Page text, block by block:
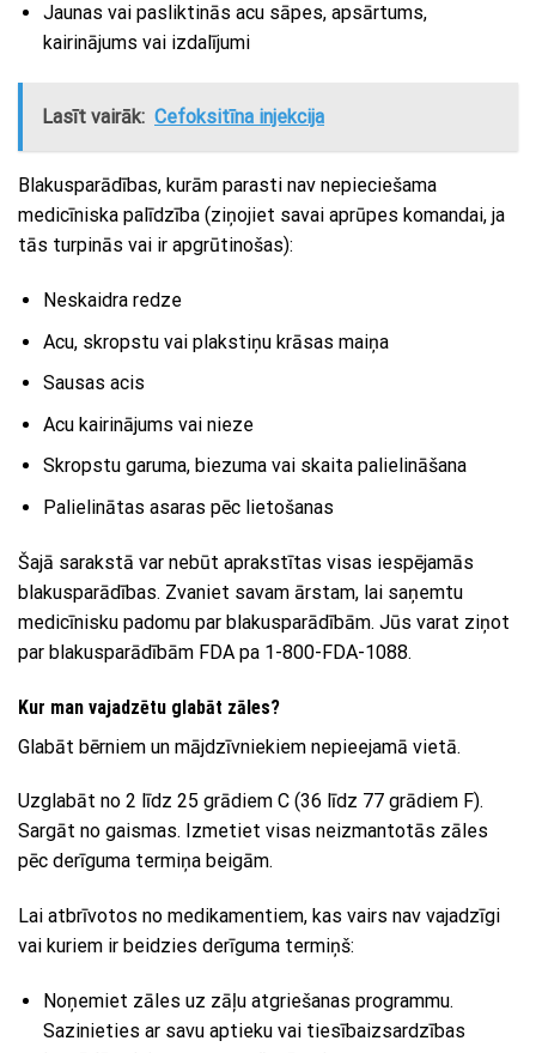
Jaunas vai pasliktinās acu sāpes, apsārtums,
kairinājums vai izdalījumi
Lasīt vairāk: Cefoksitīna injekcija
Blakusparādības, kurām parasti nav nepieciešama
medicīniska palīdzība (ziņojiet savai aprūpes komandai, ja
tās turpinās vai ir apgrūtinošas):
Neskaidra redze
Acu, skropstu vai plakstiņu krāsas maiņa
Sausas acis
Acu kairinājums vai nieze
Skropstu garuma, biezuma vai skaita palielināšana
Palielinātas asaras pēc lietošanas
Šajā sarakstā var nebūt aprakstītas visas iespējamās
blakusparādības. Zvaniet savam ārstam, lai saņemtu
medicīnisku padomu par blakusparādībām. Jūs varat ziņot
par blakusparādībām FDA pa 1-800-FDA-1088.
Kur man vajadzētu glabāt zāles?
Glabāt bērniem un mājdzīvniekiem nepieejamā vietā.
Uzglabāt no 2 līdz 25 grādiem C (36 līdz 77 grādiem F).
Sargāt no gaismas. Izmetiet visas neizmantotās zāles
pēc derīguma termiņa beigām.
Lai atbrīvotos no medikamentiem, kas vairs nav vajadzīgi
vai kuriem ir beidzies derīguma termiņš:
Noņemiet zāles uz zāļu atgriešanas programmu.
Sazinieties ar savu aptieku vai tiesībaizsardzības